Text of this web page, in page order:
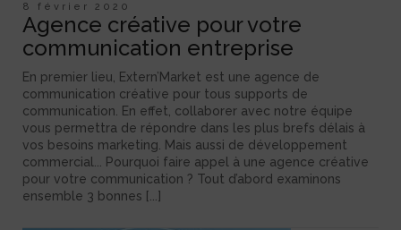
8 février 2020
Agence créative pour votre
communication entreprise
En premier lieu, Extern’Market est une agence de
communication créative pour tous supports de
communication. En effet, collaborer avec notre équipe
vous permettra de répondre dans les plus brefs délais à
vos besoins marketing. Mais aussi de développement
commercial... Pourquoi faire appel à une agence créative
pour votre communication ? Tout d’abord examinons
ensemble 3 bonnes [...]